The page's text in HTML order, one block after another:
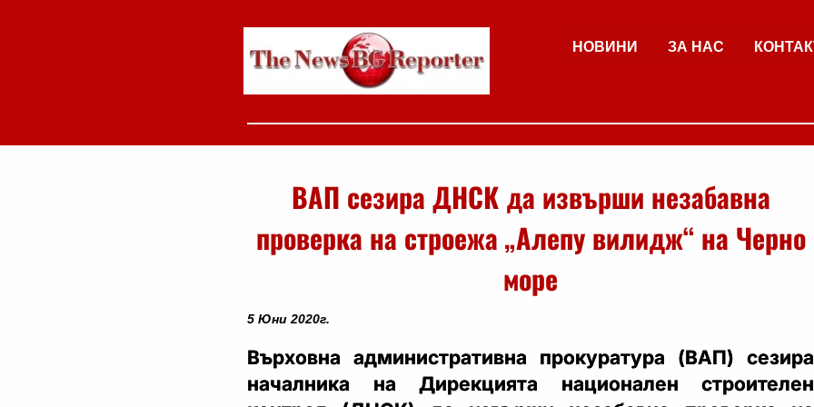
НОВИНИ ЗА НАС
ВАП сезира ДНСК да извърши незабавна
проверка на строежа „Алепу вилидж“ на Черно
море
5 Юни 2020г.
Върховна административна прокуратура (ВАП) сезира
началника на Дирекцията национален строителен